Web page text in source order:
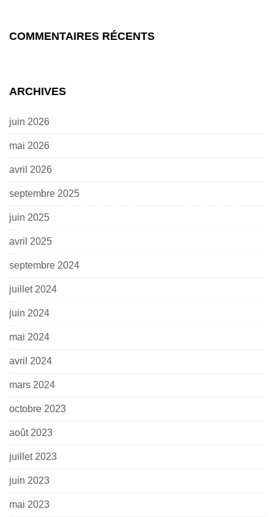
COMMENTAIRES RÉCENTS
ARCHIVES
juin 2026
mai 2026
avril 2026
septembre 2025
juin 2025
avril 2025
septembre 2024
juillet 2024
juin 2024
mai 2024
avril 2024
mars 2024
octobre 2023
août 2023
juillet 2023
juin 2023
mai 2023